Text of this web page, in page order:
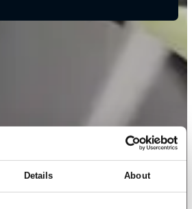
Details About